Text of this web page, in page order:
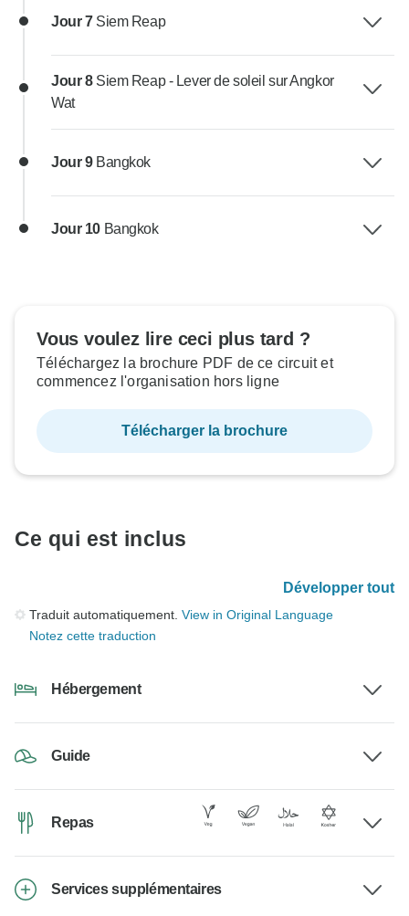
Jour 7 Siem Reap
Jour 8 Siem Reap - Lever de soleil sur Angkor
Wat
Jour 9 Bangkok
Jour 10 Bangkok
Vous voulez lire ceci plus tard ?
Téléchargez la brochure PDF de ce circuit et
commencez l'organisation hors ligne
Télécharger la brochure
Ce qui est inclus
Développer tout
Traduit automatiquement. View in Original Language
Notez cette traduction
Hébergement
Guide
Repas
Services supplémentaires